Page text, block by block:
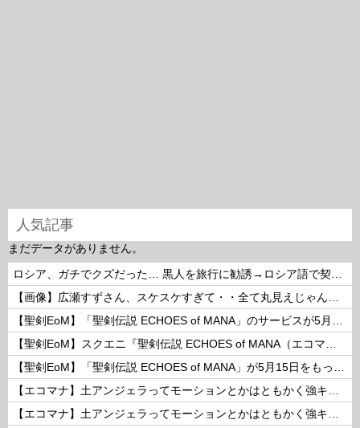
人気記事
まだデータがありません。
ロシア、ガチでクズだった… 黒人を旅行に勧誘→ロシア語で契約書にサインさせられる→前線で大量戦死！
【画像】広瀬すずさん、スケスケすぎて・・全て丸見えじゃん！ 他
【聖剣EoM】「聖剣伝説 ECHOES of MANA」のサービスが5月15日15：00をもって終了に
【聖剣EoM】スクエニ『聖剣伝説 ECHOES of MANA（エコマナ）』が2023年5月15日をもって運営サービス終了を発表
【聖剣EoM】「聖剣伝説 ECHOES of MANA」が5月15日をもってサービス終了に
【エコマナ】土アンジェラってモーションとかはともかく強キャラなの？
【エコマナ】土アンジェラってモーションとかはともかく強キャラなの？